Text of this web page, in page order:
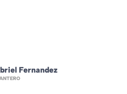
Fernandez